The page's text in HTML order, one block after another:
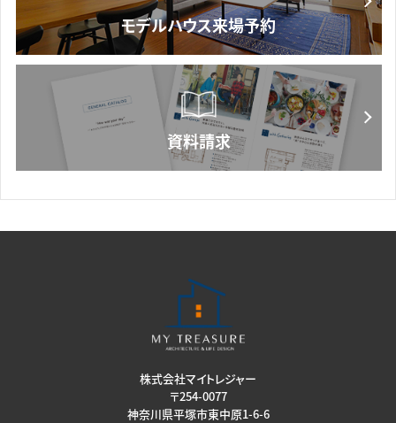
株式会社マイトレジャー
〒254-0077
神奈川県平塚市東中原1-6-6